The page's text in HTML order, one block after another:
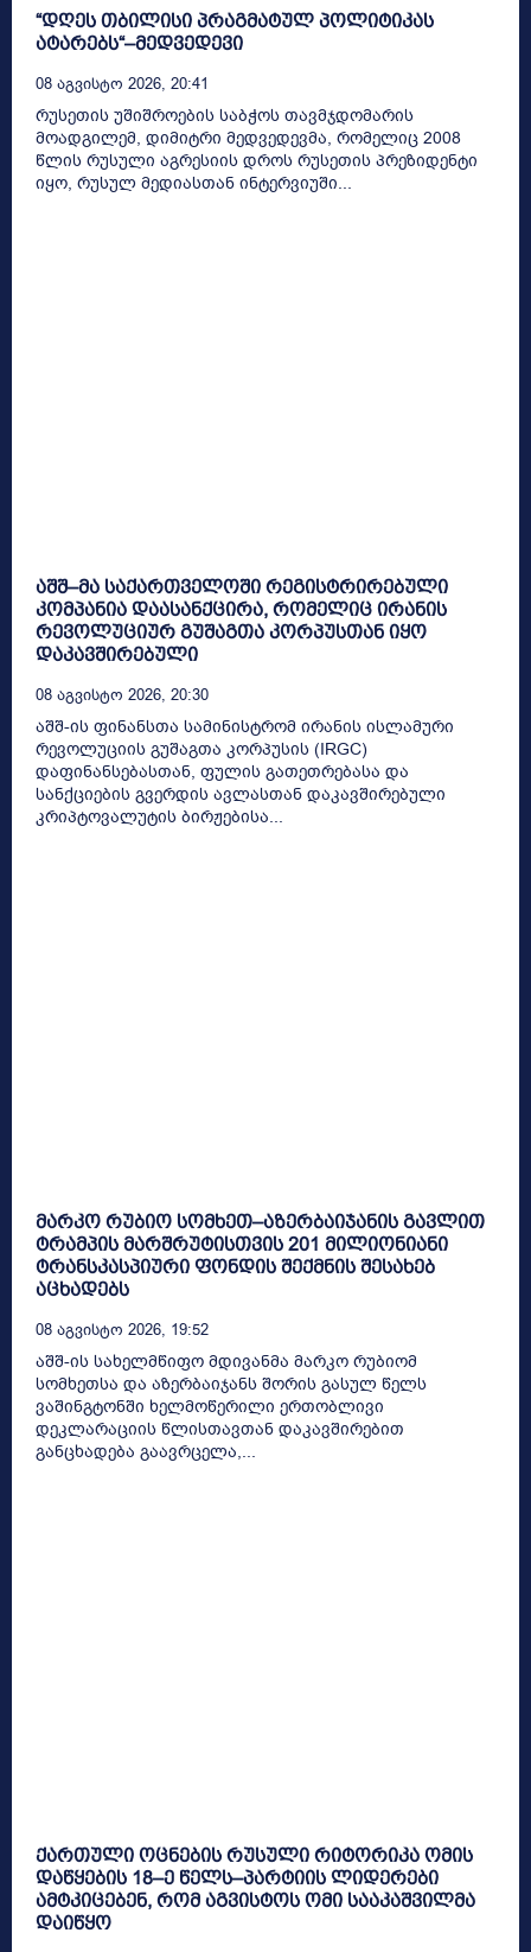
“დღეს თბილისი პრაგმატულ პოლიტიკას
ატარებს“–მედვედევი
08 Აგვისტო 2026, 20:41
რუსეთის უშიშროების საბჭოს თავმჯდომარის
მოადგილემ, დიმიტრი მედვედევმა, რომელიც 2008
წლის რუსული აგრესიის დროს რუსეთის პრეზიდენტი
იყო, რუსულ მედიასთან ინტერვიუში...
აშშ–მა საქართველოში რეგისტრირებული
კომპანია დაასანქცირა, რომელიც ირანის
რევოლუციურ გუშაგთა კორპუსთან იყო
დაკავშირებული
08 Აგვისტო 2026, 20:30
აშშ-ის ფინანსთა სამინისტრომ ირანის ისლამური
რევოლუციის გუშაგთა კორპუსის (IRGC)
დაფინანსებასთან, ფულის გათეთრებასა და
სანქციების გვერდის ავლასთან დაკავშირებული
კრიპტოვალუტის ბირჟებისა...
მარკო რუბიო სომხეთ–აზერბაიჯანის გავლით
ტრამპის მარშრუტისთვის 201 მილიონიანი
ტრანსკასპიური ფონდის შექმნის შესახებ
აცხადებს
08 Აგვისტო 2026, 19:52
აშშ-ის სახელმწიფო მდივანმა მარკო რუბიომ
სომხეთსა და აზერბაიჯანს შორის გასულ წელს
ვაშინგტონში ხელმოწერილი ერთობლივი
დეკლარაციის წლისთავთან დაკავშირებით
განცხადება გაავრცელა,...
ქართული ოცნების რუსული რიტორიკა ომის
დაწყების 18–ე წელს–პარტიის ლიდერები
ამტკიცებენ, რომ აგვისტოს ომი სააკაშვილმა
დაიწყო